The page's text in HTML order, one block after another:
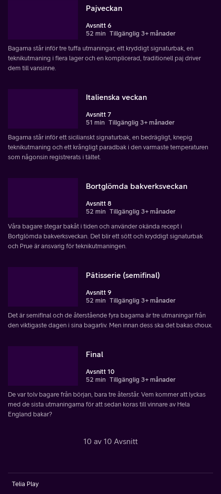
Pajveckan
Avsnitt 6
52 min Tillgänglig 3+ månader
Bagarna står inför tre tuffa utmaningar, ett kryddigt signaturbak, en
teknikutmaning i flera lager och en komplicerad, traditionell paj driver
dem till vansinne.
Italienska veckan
Avsnitt 7
51 min Tillgänglig 3+ månader
Bagarna står inför ett sicilianskt signaturbak, en bedrägligt, knepig
teknikutmaning och ett krångligt paradbak i den varmaste temperaturen
som någonsin registrerats i tältet.
Bortglömda bakverksveckan
Avsnitt 8
52 min Tillgänglig 3+ månader
Våra bagare stegar bakåt i tiden och använder okända recept i
Bortglömda bakverksveckan. Det blir ett sött och kryddigt signaturbak
och Prue är ansvarig för teknikutmaningen.
Pâtisserie (semifinal)
Avsnitt 9
52 min Tillgänglig 3+ månader
Det är semifinal och de återstående fyra bagarna är tre utmaningar från
den viktigaste dagen i sina bagarliv. Men innan dess ska det bakas choux.
Final
Avsnitt 10
52 min Tillgänglig 3+ månader
De var tolv bagare från början, bara tre återstår. Vem kommer att lyckas
med de sista utmaningarna för att sedan koras till vinnare av Hela
England bakar?
10 av 10 Avsnitt
Telia Play